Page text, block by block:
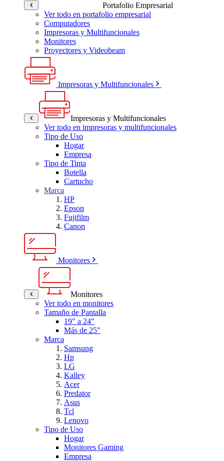
Portafolio Empresarial
Ver todo en portafolio empresarial
Computadores
Impresoras y Multifuncionales
Monitores
Proyectores y Videobeam
Impresoras y Multifuncionales
Impresoras y Multifuncionales
Ver todo en impresoras y multifuncionales
Tipo de Uso
Hogar
Empresa
Tipo de Tinta
Botella
Cartucho
Marca
HP
Epson
Fujifilm
Canon
Monitores
Monitores
Ver todo en monitores
Tamaño de Pantalla
19" a 24"
Más de 25"
Marca
Samsung
Hp
LG
Kalley
Acer
Predator
Asus
Tcl
Lenovo
Tipo de Uso
Hogar
Monitores Gaming
Empresa